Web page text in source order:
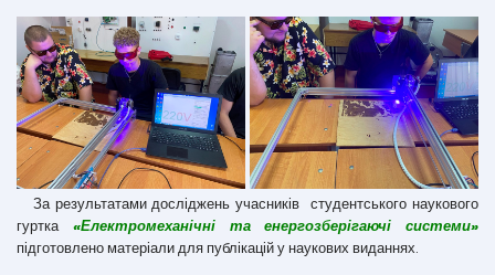
За результатами досліджень учасників студентського наукового
гуртка «Електромеханічні та енергозберігаючі системи»
підготовлено матеріали для публікацій у наукових виданнях.